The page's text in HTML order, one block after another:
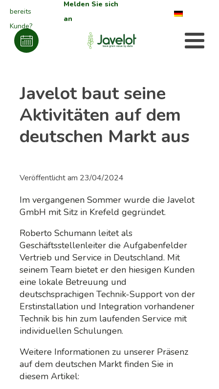
bereits
Kunde?
Melden Sie sich
an
Javelot baut seine
Aktivitäten auf dem
deutschen Markt aus
Veröffentlicht am 23/04/2024
Im vergangenen Sommer wurde die Javelot
GmbH mit Sitz in Krefeld gegründet.
Roberto Schumann leitet als
Geschäftsstellenleiter die Aufgabenfelder
Vertrieb und Service in Deutschland. Mit
seinem Team bietet er den hiesigen Kunden
eine lokale Betreuung und
deutschsprachigen Technik-Support von der
Erstinstallation und Integration vorhandener
Technik bis hin zum laufenden Service mit
individuellen Schulungen.
Weitere Informationen zu unserer Präsenz
auf dem deutschen Markt finden Sie in
diesem Artikel: